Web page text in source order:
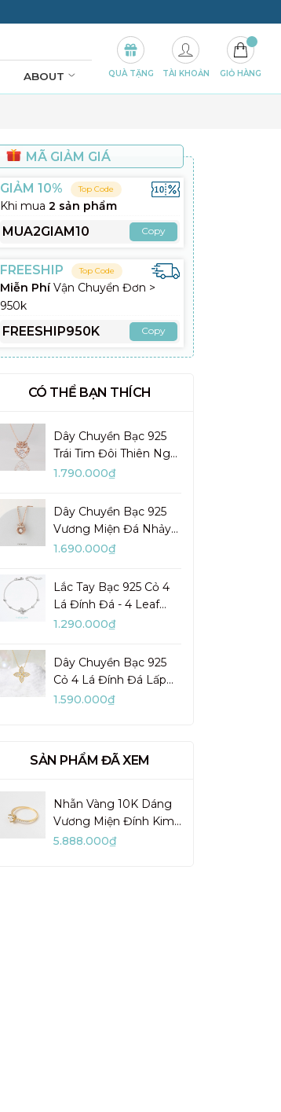
ABOUT QUÀ TẶNG TÀI KHOẢN GIỎ HÀNG
MÃ GIẢM GIÁ
GIẢM 10% Top Code
Khi mua 2 sản phẩm
MUA2GIAM10 Copy
FREESHIP Top Code
Miễn PhíVận Chuyển Đơn >
950k
FREESHIP950K Copy
CÓ THỂ BẠN THÍCH
Dây Chuyền Bạc 925
Trái Tim Đôi Thiên Nga
Đá Nhảy Pretty Swan -
1.790.000₫
Dây Chuyền Bạc 925
Vương Miện Đá Nhảy
My Queen - VYN13
1.690.000₫
Lắc Tay Bạc 925 Cỏ 4
Lá Đính Đá - 4 Leaf
Clover - VYB27
1.290.000₫
Dây Chuyền Bạc 925
Cỏ 4 Lá Đính Đá Lấp
Lánh Lady Clover -
1.590.000₫
SẢN PHẨM ĐÃ XEM
Nhẫn Vàng 10K Dáng
Vương Miện Đính Kim
Cương Moissanite -
5.888.000₫